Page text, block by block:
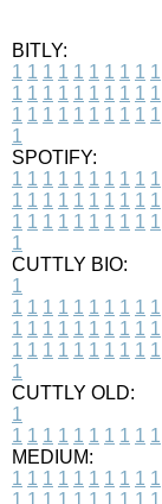
BITLY:
1 1 1 1 1 1 1 1 1 1
1 1 1 1 1 1 1 1 1 1
1 1 1 1 1 1 1 1 1 1
1
SPOTIFY:
1 1 1 1 1 1 1 1 1 1
1 1 1 1 1 1 1 1 1 1
1 1 1 1 1 1 1 1 1 1
1
CUTTLY BIO:
1
1 1 1 1 1 1 1 1 1 1
1 1 1 1 1 1 1 1 1 1
1 1 1 1 1 1 1 1 1 1
1
CUTTLY OLD:
1
1 1 1 1 1 1 1 1 1 1
MEDIUM:
1 1 1 1 1 1 1 1 1 1
1 1 1 1 1 1 1 1 1 1